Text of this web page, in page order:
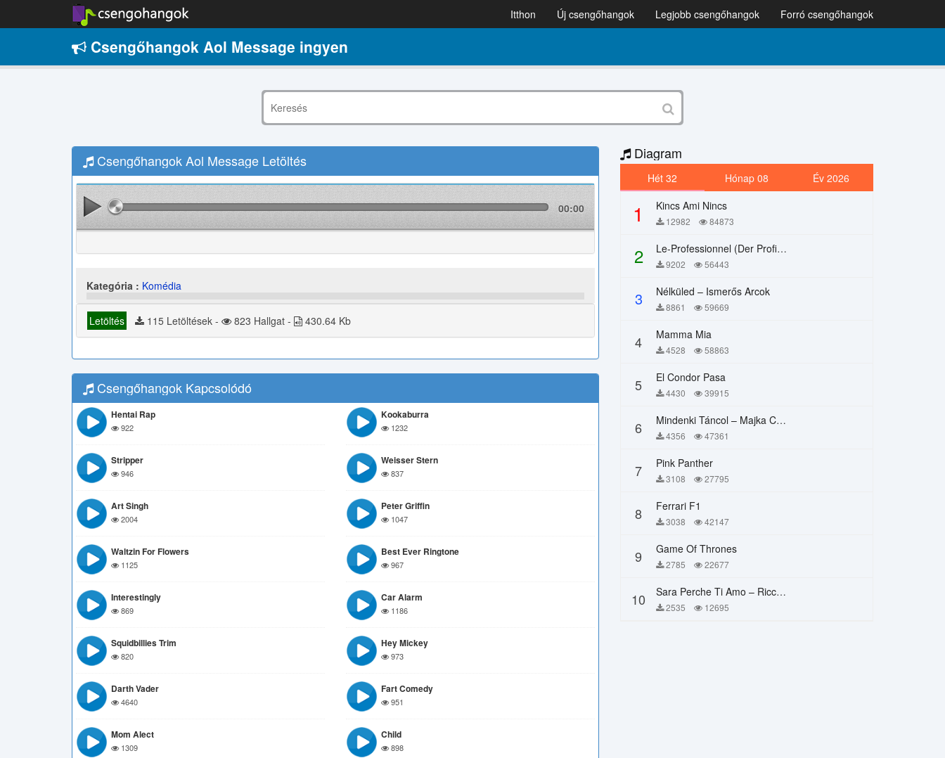
Itthon Új csengőhangok Legjobb csengőhangok Forró csengőhangok
Csengőhangok Aol Message ingyen
Csengőhangok Aol Message Letöltés
00:00
Kategória : Komédia
Letöltés 115 Letöltések - 823 Hallgat - 430.64 Kb
Csengőhangok Kapcsolódó
Hentai Rap
922
Kookaburra
1232
Stripper
946
Weisser Stern
837
Art Singh
2004
Peter Griffin
1047
Waltzin For Flowers
1125
Best Ever Ringtone
967
Interestingly
869
Car Alarm
1186
Squidbillies Trim
820
Hey Mickey
973
Darth Vader
4640
Fart Comedy
951
Mom Alect
1309
Child
898
Diagram
Hét 32 Hónap 08 Év 2026
1 Kincs Ami Nincs
12982 84873
2 Le-Professionnel (Der Profi) – Chi Mai
9202 56443
3 Nélküled – Ismerős Arcok
8861 59669
4 Mamma Mia
4528 58863
5 El Condor Pasa
4430 39915
6 Mindenki Táncol – Majka Curtis, Péter Majoros
4356 47361
7 Pink Panther
3108 27795
8 Ferrari F1
3038 42147
9 Game Of Thrones
2785 22677
10 Sara Perche Ti Amo – Ricchi E Poveri
2535 12695